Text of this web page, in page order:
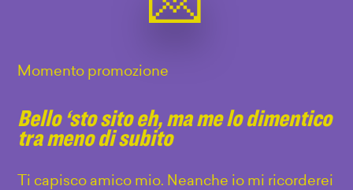
Momento promozione
Bello ‘sto sito eh, ma me lo dimentico
tra meno di subito
Ti capisco amico mio. Neanche io mi ricorderei